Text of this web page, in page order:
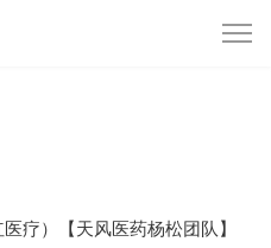
医疗）【天风医药杨松团队】